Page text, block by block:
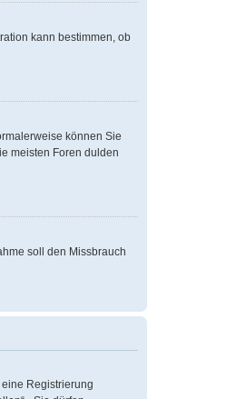
kann bestimmen, ob
können Sie
meisten Foren dulden
soll den Missbrauch
eine Registrierung